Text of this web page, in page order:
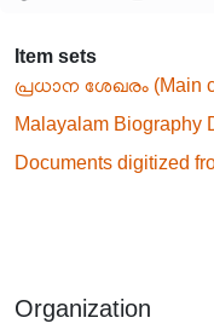
Item sets
പ്രധാന ശേഖരം (Main
Malayalam Biography
Documents digitized
Organization